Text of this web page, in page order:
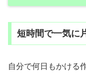
短時間で一気に
自分で何日もかける